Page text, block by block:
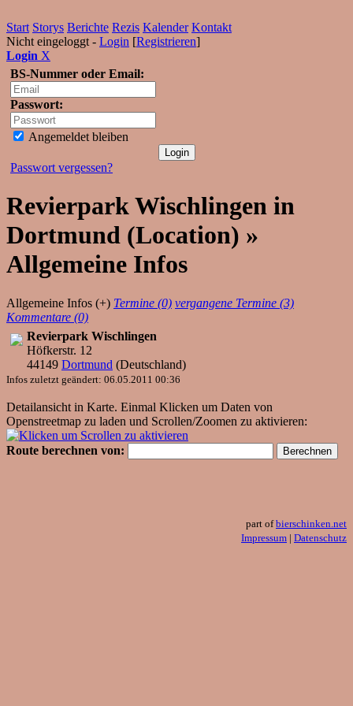
Start Storys Berichte Rezis Kalender Kontakt
Nicht eingeloggt - Login [Registrieren]
Login X
BS-Nummer oder Email:
Passwort:
Angemeldet bleiben
Passwort vergessen?
Revierpark Wischlingen in
Dortmund (Location) »
Allgemeine Infos
Allgemeine Infos (+) Termine (0) vergangene Termine (3)
Kommentare (0)
Revierpark Wischlingen
Höfkerstr. 12
44149 Dortmund (Deutschland)
Infos zuletzt geändert: 06.05.2011 00:36
Detailansicht in Karte. Einmal Klicken um Daten von
Openstreetmap zu laden und Scrollen/Zoomen zu aktivieren:
Route berechnen von:
part ofbierschinken.net
Impressum | Datenschutz